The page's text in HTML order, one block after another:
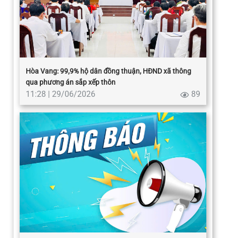
Hòa Vang: 99,9% hộ dân đồng thuận, HĐND xã thông
qua phương án sắp xếp thôn
11:28 | 29/06/2026 89